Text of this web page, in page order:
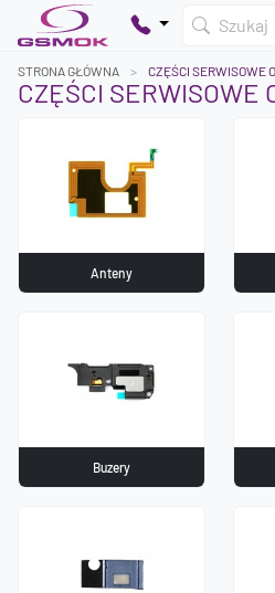
Szukaj
Twój koszyk
Dodaj produkty, aby
STRONA GŁÓWNA CZĘŚCI SERWISOWE
CZĘŚCI SERWISOWE
Anteny
Buzery